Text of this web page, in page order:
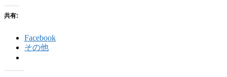
共有:
Facebook
その他